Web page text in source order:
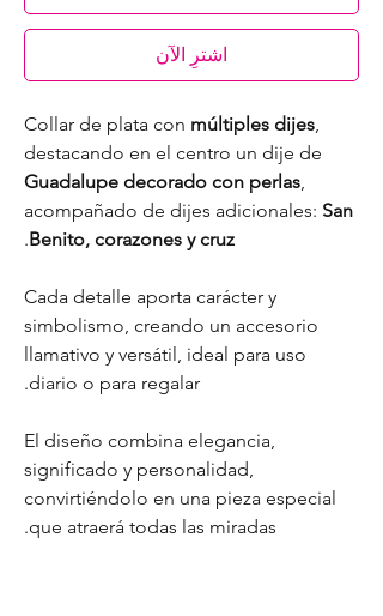
اشترِ الآن
Collar de plata con múltiples dijes
destacando en el centro un dije de
Guadalupe decorado con perlas
acompañado de dijes adicionales: San
Benito, corazones y cruz
.
Cada detalle aporta carácter y
simbolismo, creando un accesorio
llamativo y versátil, ideal para uso
diario o para regalar.
El diseño combina elegancia,
significado y personalidad,
convirtiéndolo en una pieza especial
que atraerá todas las miradas.